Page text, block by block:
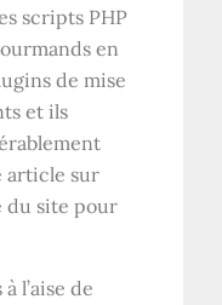
scripts PHP
en
de mise
et ils
article sur
du site pour
l’aise de